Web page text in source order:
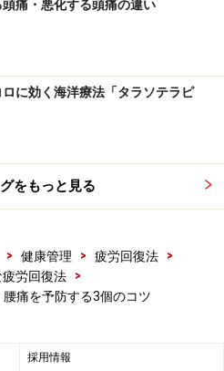
】
言われてもピンとこない人が
準に立てればよいのかもわか
ばして正座をした場合や両膝
関節・上半身が床に対して垂
立てやすくなります。
つかむ】
痛・悪化する頭痛の違い
に効く海洋療法「タラソテラピ
をもっと見る
> 健康管理 > 疲労回復法
>
労回復法
>
痛を予防する3個のコツ
採用情報